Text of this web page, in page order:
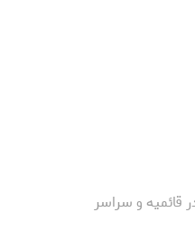
قائمیه و سراسر